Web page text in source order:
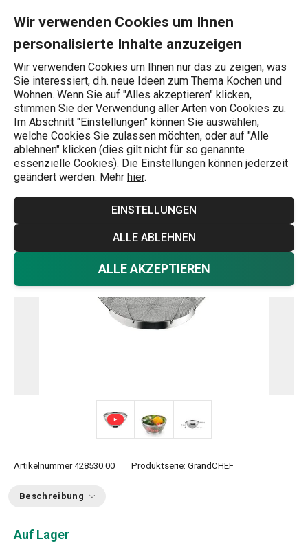
Wir verwenden Cookies um Ihnen
personalisierte Inhalte anzuzeigen
Wir verwenden Cookies um Ihnen nur das zu zeigen, was
Sie interessiert, d.h. neue Ideen zum Thema Kochen und
Wohnen. Wenn Sie auf "Alles akzeptieren" klicken,
stimmen Sie der Verwendung aller Arten von Cookies zu.
Im Abschnitt "Einstellungen" können Sie auswählen,
welche Cookies Sie zulassen möchten, oder auf "Alle
ablehnen" klicken (dies gilt nicht für so genannte
essenzielle Cookies). Die Einstellungen können jederzeit
geändert werden. Mehr hier.
EINSTELLUNGEN
ALLE ABLEHNEN
ALLE AKZEPTIEREN
Wonach suchen Sie?
Seiher / Abtropfer
Korb zum Abtropfen GrandCHEF
ø 20 cm
Artikelnummer 428530.00 Produktserie: GrandCHEF
Beschreibung
Auf Lager